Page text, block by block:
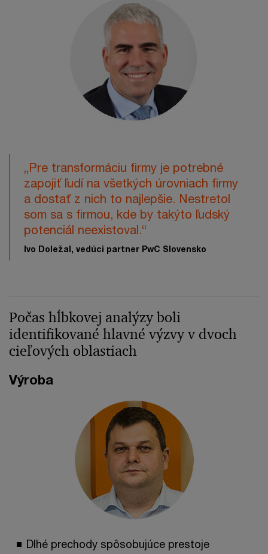
„Pre transformáciu firmy je potrebné
zapojiť ľudí na všetkých úrovniach firmy
a dostať z nich to najlepšie. Nestretol
som sa s firmou, kde by takýto ľudský
potenciál neexistoval.“
Ivo Doležal, vedúci partner PwC Slovensko
Počas hĺbkovej analýzy boli
identifikované hlavné výzvy v dvoch
cieľových oblastiach
Výroba
Dlhé prechody spôsobujúce prestoje